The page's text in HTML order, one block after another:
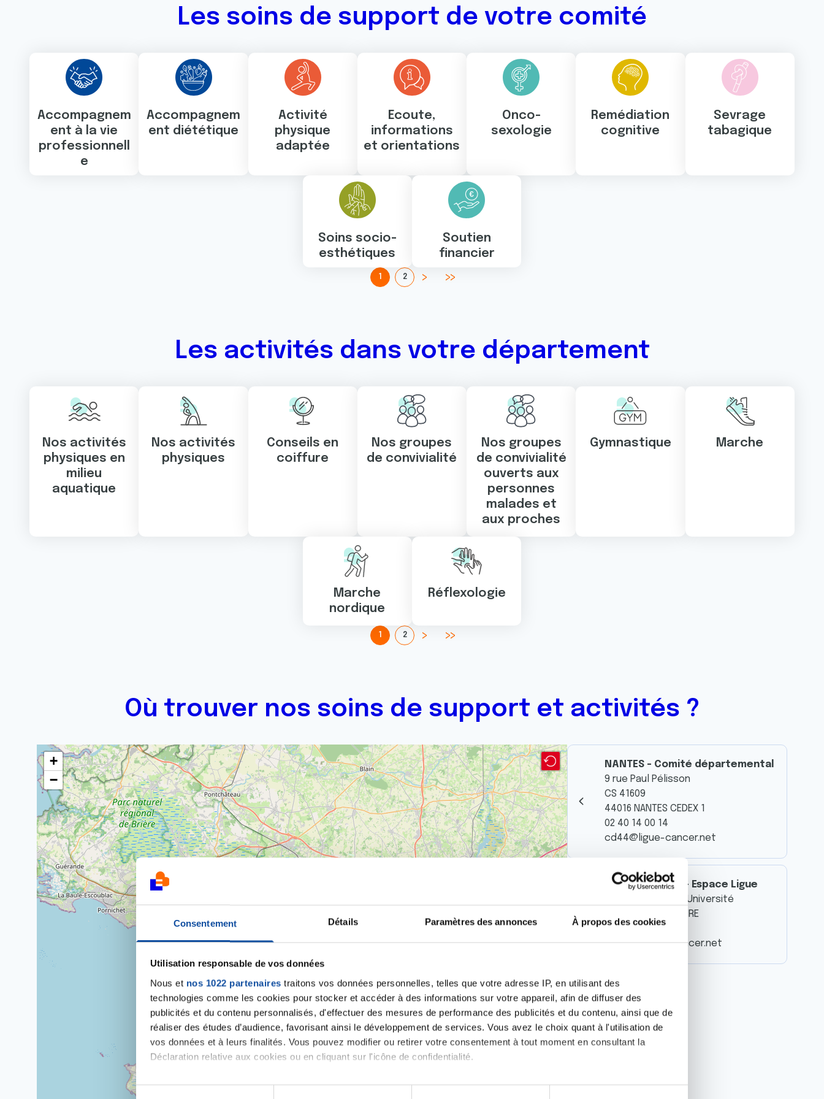
Consentement Détails Paramètres des annonces À propos des cookies
Utilisation responsable de vos données
Nous et nos 1022 partenaires traitons vos données personnelles, telles que votre adresse IP, en utilisant des
technologies comme les cookies pour stocker et accéder à des informations sur votre appareil, afin de diffuser des
publicités et du contenu personnalisés, d'effectuer des mesures de performance des publicités et du contenu, ainsi que de
réaliser des études d’audience, favorisant ainsi le développement de services. Vous avez le choix quant à l'utilisation de
vos données et à leurs finalités. Vous pouvez modifier ou retirer votre consentement à tout moment en consultant la
Déclaration relative aux cookies ou en cliquant sur l'icône de confidentialité.
Si vous le permettez, nous aimerions également :
S
Les soins de support de votre comité
Accompagnem
ent à la vie
professionnell
e
Accompagnem
ent diététique
Activité
physique
adaptée
Ecoute,
informations
et orientations
Onco-
sexologie
Remédiation
cognitive
Sevrage
tabagique
Soins socio-
esthétiques
Soutien
financier
1 2
Les activités dans votre département
Nos activités
physiques en
milieu
aquatique
Nos activités
physiques
Conseils en
coiffure
Nos groupes
de convivialité
Nos groupes
de convivialité
ouverts aux
personnes
malades et
aux proches
Gymnastique Marche
Marche
nordique
Réflexologie
1 2
Où trouver nos soins de support et activités ?
+
−
NANTES - Comité départemental
9 rue Paul Pélisson
CS 41609
44016 NANTES CEDEX 1
02 40 14 00 14
cd44@ligue-cancer.net
SAINT-NAZAIRE - Espace Ligue
43 boulevard de l'Université
44600 SAINT-NAZAIRE
02 72 25 62 98
info44@ligue-cancer.net